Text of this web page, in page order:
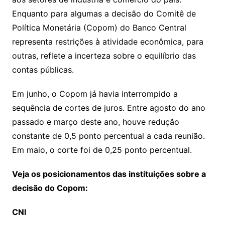
k p
a
s
sr
o
g
e
c
o
m
M
ai
l
s
Enquanto para algumas a decisão do Comitê de
Política Monetária (Copom) do Banco Central
representa restrições à atividade econômica, para
outras, reflete a incerteza sobre o equilíbrio das
contas públicas.
Em junho, o Copom já havia interrompido a
sequência de cortes de juros. Entre agosto do ano
passado e março deste ano, houve redução
constante de 0,5 ponto percentual a cada reunião.
Em maio, o corte foi de 0,25 ponto percentual.
Veja os posicionamentos das instituições sobre a
decisão do Copom:
CNI